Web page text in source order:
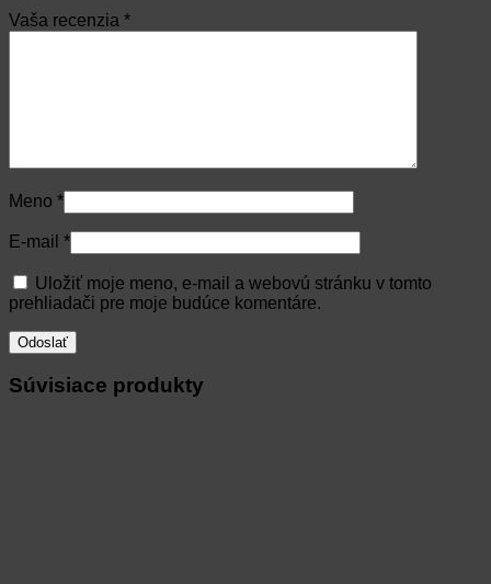
Vaša recenzia *
Meno *
E-mail *
Uložiť moje meno, e-mail a webovú stránku v tomto
prehliadači pre moje budúce komentáre.
Súvisiace produkty